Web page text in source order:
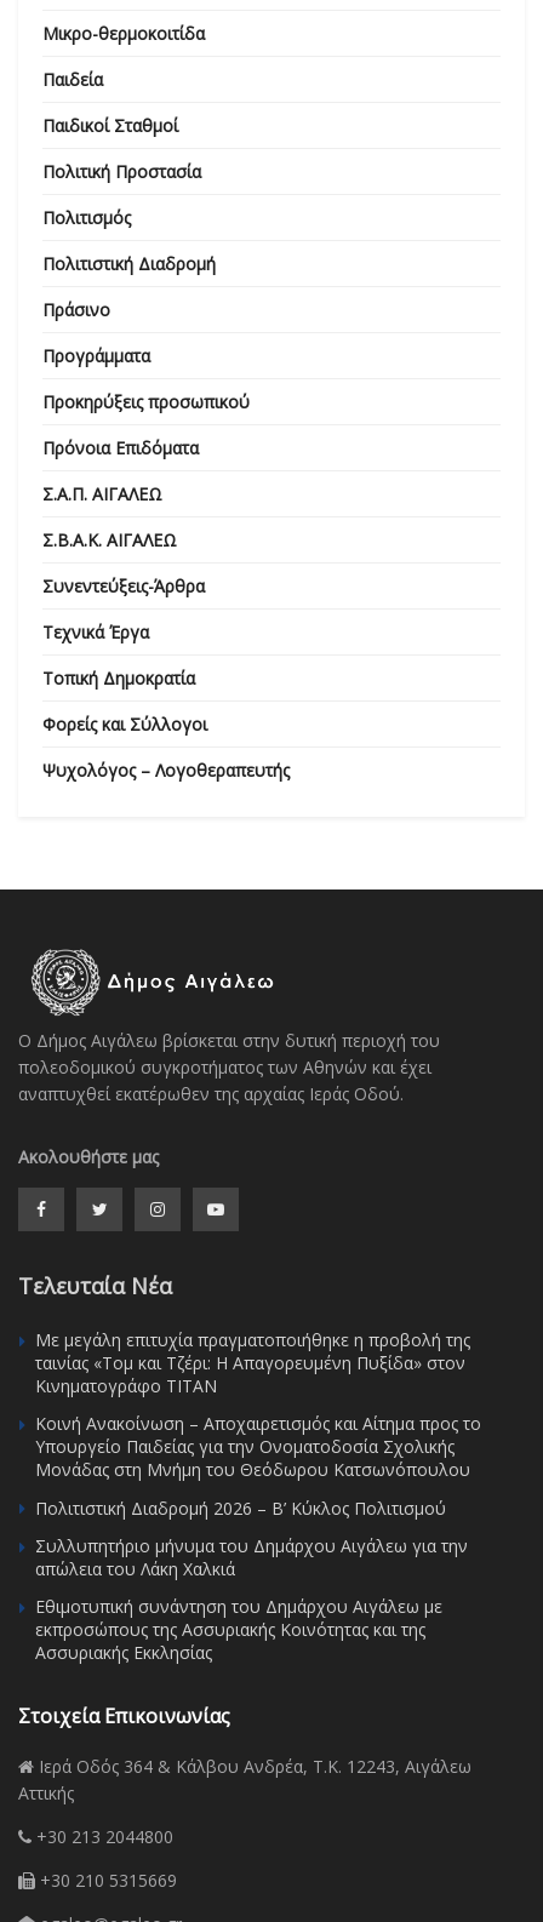
Μικρο-θερμοκοιτίδα
Παιδεία
Παιδικοί Σταθμοί
Πολιτική Προστασία
Πολιτισμός
Πολιτιστική Διαδρομή
Πράσινο
Προγράμματα
Προκηρύξεις προσωπικού
Πρόνοια Επιδόματα
Σ.Α.Π. ΑΙΓΑΛΕΩ
Σ.Β.Α.Κ. ΑΙΓΑΛΕΩ
Συνεντεύξεις-Άρθρα
Τεχνικά Έργα
Τοπική Δημοκρατία
Φορείς και Σύλλογοι
Ψυχολόγος – Λογοθεραπευτής
Ο Δήμος Αιγάλεω βρίσκεται στην δυτική περιοχή του
πολεοδομικού συγκροτήματος των Αθηνών και έχει
αναπτυχθεί εκατέρωθεν της αρχαίας Ιεράς Οδού.
Ακολουθήστε μας
Τελευταία Νέα
Με μεγάλη επιτυχία πραγματοποιήθηκε η προβολή της
ταινίας «Τομ και Τζέρι: Η Απαγορευμένη Πυξίδα» στον
Κινηματογράφο ΤΙΤΑΝ
Κοινή Ανακοίνωση – Αποχαιρετισμός και Αίτημα προς το
Υπουργείο Παιδείας για την Ονοματοδοσία Σχολικής
Μονάδας στη Μνήμη του Θεόδωρου Κατσωνόπουλου
Πολιτιστική Διαδρομή 2026 – Β’ Κύκλος Πολιτισμού
Συλλυπητήριο μήνυμα του Δημάρχου Αιγάλεω για την
απώλεια του Λάκη Χαλκιά
Εθιμοτυπική συνάντηση του Δημάρχου Αιγάλεω με
εκπροσώπους της Ασσυριακής Κοινότητας και της
Ασσυριακής Εκκλησίας
Στοιχεία Επικοινωνίας
Ιερά Οδός 364 & Κάλβου Ανδρέα, Τ.Κ. 12243, Αιγάλεω
Αττικής
+30 213 2044800
+30 210 5315669